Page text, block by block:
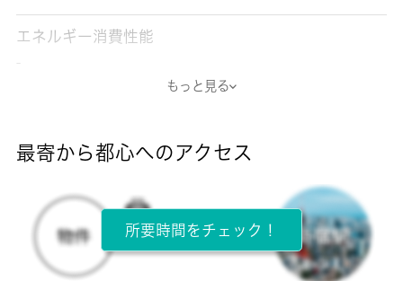
エネルギー消費性能
-
所在階
2階 / 2階建
もっと見る
最寄から都心へのアクセス
所要時間をチェック！